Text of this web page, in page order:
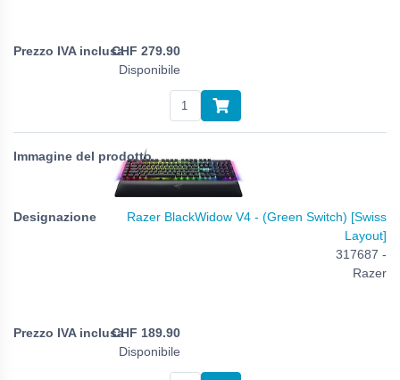
CHF 279.90
Disponibile
Razer BlackWidow V4 - (Green Switch) [Swiss
Layout]
317687 -
Razer
CHF 189.90
Disponibile